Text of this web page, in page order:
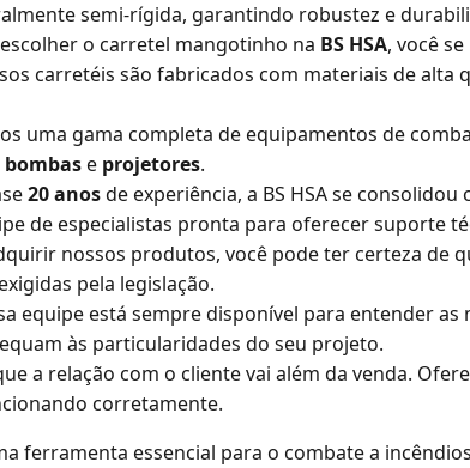
semi-rígida, garantindo robustez e
o carretel mangotinho na BS HSA, você
carretéis são fabricados com materiais de
uma gama completa de equipamentos de
bombase projetores.
20 anosde experiência, a BS HSA se
de especialistas pronta para oferecer suporte
nossos produtos, você pode ter certeza de
pela legislação.
equipe está sempre disponível para entender
às particularidades do seu projeto.
a relação com o cliente vai além da venda.
corretamente.
ferramenta essencial para o combate a